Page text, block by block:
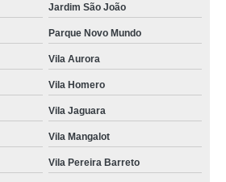
Jardim São João
Parque Novo Mundo
Vila Aurora
Vila Homero
Vila Jaguara
Vila Mangalot
Vila Pereira Barreto